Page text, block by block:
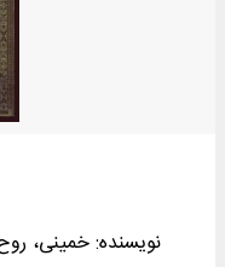
نویسنده: خمینی‌،